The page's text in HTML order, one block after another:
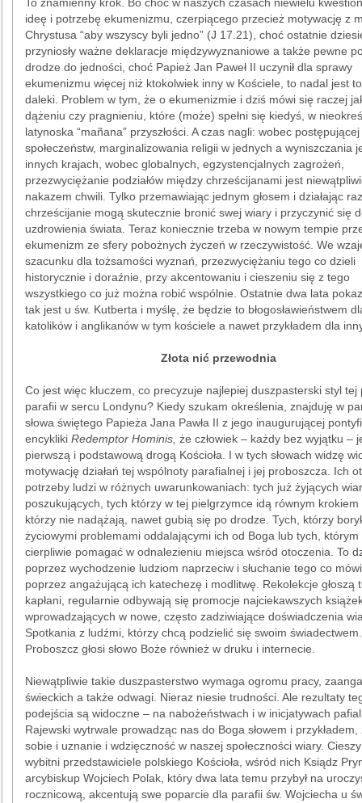
ideę i potrzebę ekumenizmu, czerpiącego przecież motywację z
Chrystusa “aby wszyscy byli jedno” (J 17.21), choć ostatnie
przyniosły ważne deklaracje międzywyznaniowe a także pewne
drodze do jedności, choć Papież Jan Paweł II uczynił dla sprawy
ekumenizmu więcej niż ktokolwiek inny w Kościele, to nadal jest
daleki. Problem w tym, że o ekumenizmie i dziś mówi się raczej
dążeniu czy pragnieniu, które (może) spełni się kiedyś, w
latynoska “mañana” przyszłości. A czas nagli: wobec
społeczeństw, marginalizowania religii w jednych a wyniszczania
innych krajach, wobec globalnych, egzystencjalnych zagrożeń,
przezwyciężanie podziałów między chrześcijanami jest
nakazem chwili. Tylko przemawiając jednym głosem i działając
chrześcijanie mogą skutecznie bronić swej wiary i przyczynić się
uzdrowienia świata. Teraz koniecznie trzeba w nowym tempie
ekumenizm ze sfery pobożnych życzeń w rzeczywistość. We
szacunku dla tożsamości wyznań, przezwyciężaniu tego co dzieli
historycznie i doraźnie, przy akcentowaniu i cieszeniu się z tego
wszystkiego co już można robić wspólnie. Ostatnie dwa lata
tak jest u św. Kutberta i myślę, że będzie to błogosławieństwem
katolików i anglikanów w tym kościele a nawet przykładem dla
Złota nić przewodnia
Co jest więc kluczem, co precyzuje najlepiej duszpasterski styl tej
parafii w sercu Londynu? Kiedy szukam określenia, znajduję w
słowa świętego Papieża Jana Pawła II z jego inaugurującej
encykliki Redemptor Hominis, że człowiek – każdy bez wyjątku –
pierwszą i podstawową drogą Kościoła. I w tych słowach widzę
motywację działań tej wspólnoty parafialnej i jej proboszcza. Ich
potrzeby ludzi w różnych uwarunkowaniach: tych już żyjących
poszukujących, tych którzy w tej pielgrzymce idą równym krokiem
którzy nie nadążają, nawet gubią się po drodze. Tych, którzy
życiowymi problemami oddalającymi ich od Boga lub tych, którym
cierpliwie pomagać w odnalezieniu miejsca wśród otoczenia. To
poprzez wychodzenie ludziom naprzeciw i słuchanie tego co
poprzez angażującą ich katechezę i modlitwę. Rekolekcje głoszą
kapłani, regularnie odbywają się promocje najciekawszych
wprowadzających w nowe, często zadziwiające doświadczenia
Spotkania z ludźmi, którzy chcą podzielić się swoim świadectwem.
Proboszcz głosi słowo Boże również w druku i internecie.
Niewątpliwie takie duszpasterstwo wymaga ogromu pracy,
świeckich a także odwagi. Nieraz niesie trudności. Ale rezultaty
podejścia są widoczne – na nabożeństwach i w inicjatywach
Rajewski wytrwale prowadząc nas do Boga słowem i przykładem,
sobie i uznanie i wdzięczność w naszej społeczności wiary.
wybitni przedstawiciele polskiego Kościoła, wśród nich Ksiądz
arcybiskup Wojciech Polak, który dwa lata temu przybył na
rocznicową, akcentują swe poparcie dla parafii św. Wojciecha u